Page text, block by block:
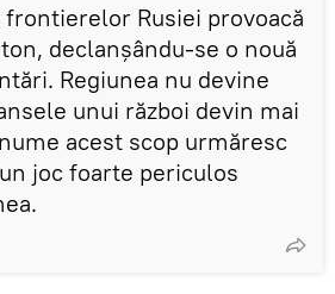
Rusiei provoacă
declanșându-se o nouă
Regiunea nu devine
unui război devin mai
acest scop urmăresc
joc foarte periculos